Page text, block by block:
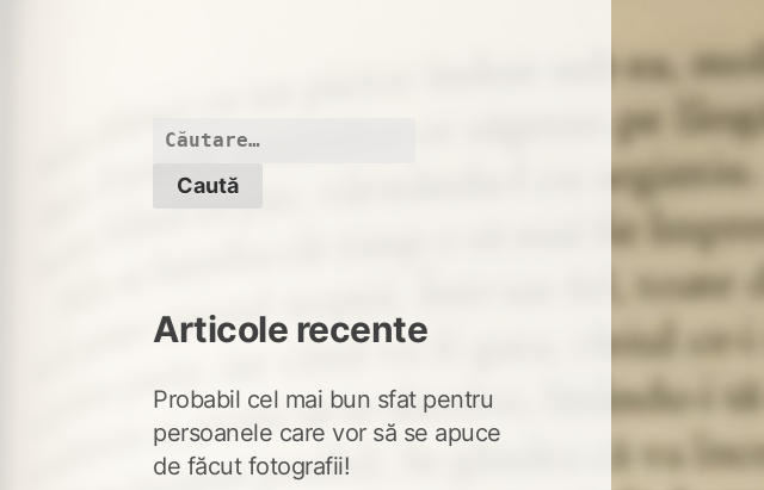
Caută
Articole recente
Probabil cel mai bun sfat pentru
persoanele care vor să se apuce
de făcut fotografii!